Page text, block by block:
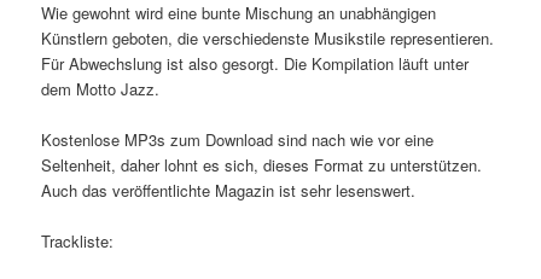
Wie gewohnt wird eine bunte Mischung an unabhängigen
Künstlern geboten, die verschiedenste Musikstile representieren.
Für Abwechslung ist also gesorgt. Die Kompilation läuft unter
dem Motto Jazz.
Kostenlose MP3s zum Download sind nach wie vor eine
Seltenheit, daher lohnt es sich, dieses Format zu unterstützen.
Auch das veröffentlichte Magazin ist sehr lesenswert.
Trackliste: